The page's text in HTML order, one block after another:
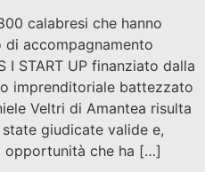
calabresi che hanno
accompagnamento
I START UP finanziato dalla
imprenditoriale battezzato
Veltri di Amantea risulta
giudicate valide e,
opportunità che ha […]